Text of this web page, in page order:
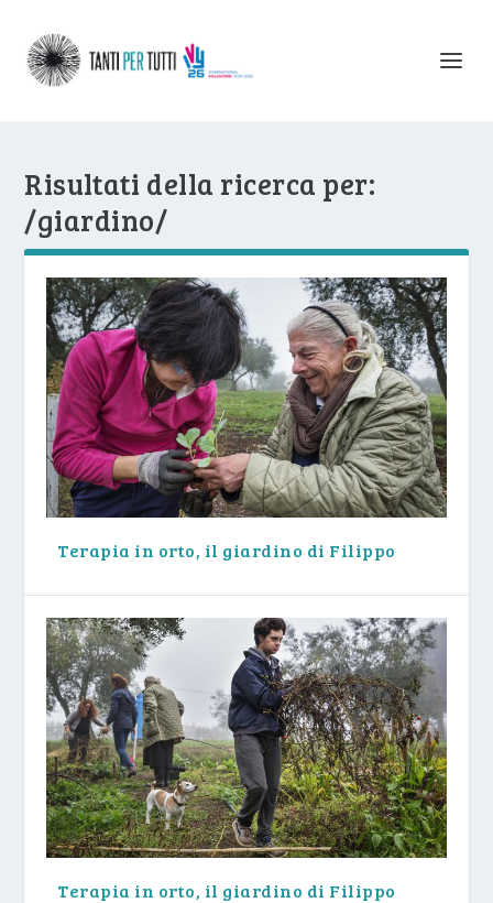
Risultati della ricerca per:
/giardino/
Terapia in orto, il giardino di Filippo
Terapia in orto, il giardino di Filippo